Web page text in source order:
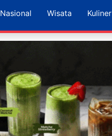
Nasional Wisata Kuliner